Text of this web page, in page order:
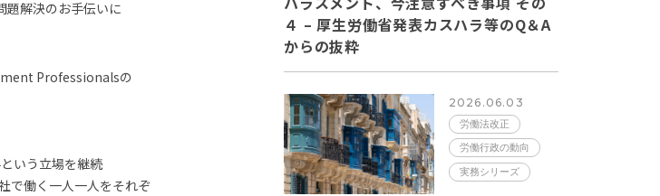
題解決のお手伝いに
Professionalsの
いう立場を継続
で働く一人一人をそれぞ
４ – 厚生労働省発表カスハラ等のQ＆A
からの抜粋
2026.06.03
労働法改正
労働行政の動向
実務シリーズ